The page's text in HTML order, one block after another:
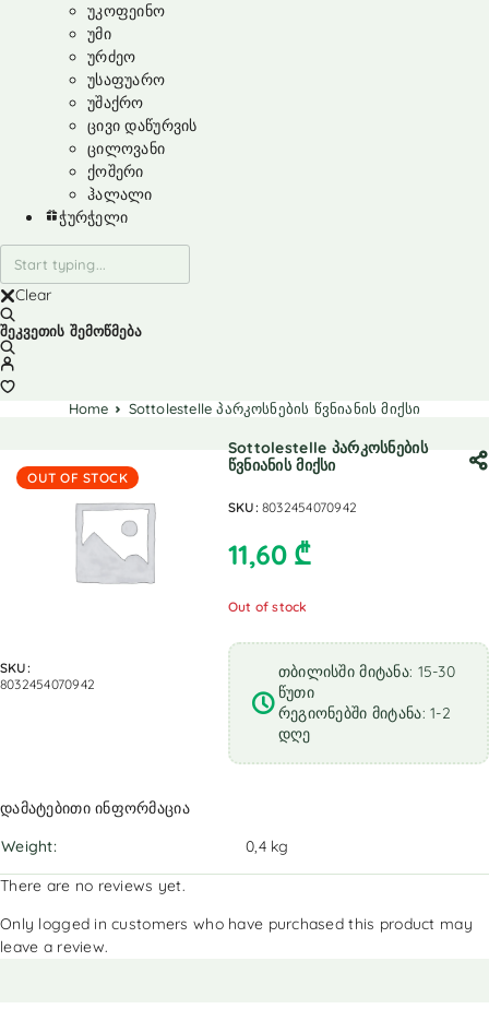
უკოფეინო
უმი
ურძეო
უსაფუარო
უშაქრო
ცივი დაწურვის
ცილოვანი
ქოშერი
ჰალალი
ჭურჭელი
Clear
შეკვეთის შემოწმება
Home Sottolestelle პარკოსნების წვნიანის მიქსი
OUT OF STOCK
SKU:
8032454070942
Sottolestelle პარკოსნების
წვნიანის მიქსი
SKU: 8032454070942
11,60 ₾
Out of stock
თბილისში მიტანა: 15-30
წუთი
რეგიონებში მიტანა: 1-2
დღე
დამატებითი ინფორმაცია
Weight
0,4 kg
There are no reviews yet.
Only logged in customers who have purchased this product may
leave a review.